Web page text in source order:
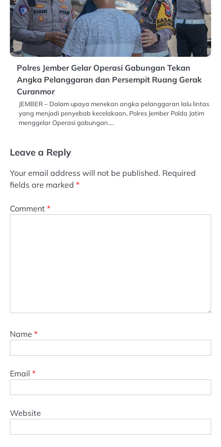
Polres Jember Gelar Operasi Gabungan Tekan
Angka Pelanggaran dan Persempit Ruang Gerak
Curanmor
JEMBER – Dalam upaya menekan angka pelanggaran lalu lintas
yang menjadi penyebab kecelakaan, Polres Jember Polda Jatim
menggelar Operasi gabungan.…
Leave a Reply
Your email address will not be published. Required
fields are marked *
Comment *
Name *
Email *
Website